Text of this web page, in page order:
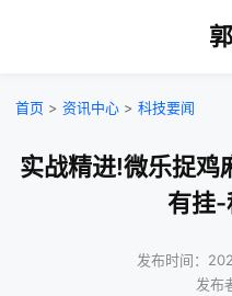
首页 > 资讯中心 > 科技要闻
实战精进!微乐捉鸡
有挂-
发布时间：
发布